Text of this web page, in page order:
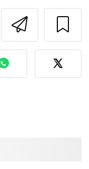
Send
af denne